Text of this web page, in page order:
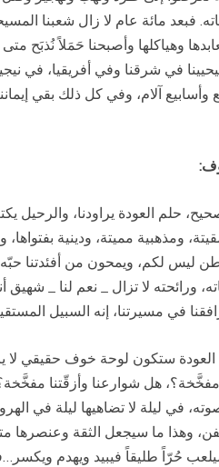
فبعد مائة عام لا زال شعبنا
وهياكلها وأصبحنا حَمَلاً نُذبَح
في شرقنا وفي أفريقيا، في
حلم العودة يراودنا، والرحيل
ومذهبية مميتة، ودينية بفتواها،
ليس لكم، ويمحون من أفئدتنا حبّه
ورائحته لا تزال _ نعم لنا _
في مسيرتنا، إنه السبيل
ستكون لوحة خوف حقيقي لا
هل شوارعنا وأزقّتنا
في ليلة لا تضاهيها ليلة في
وهذا ما سيجعل الثقة وعنصرها
حُرّاً طليقاً فيبيد ويهدم